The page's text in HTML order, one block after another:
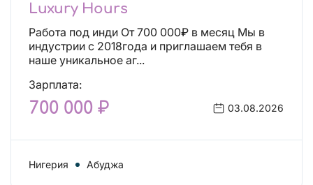
Luxury Hours
Работа под инди От 700 000₽ в месяц Мы в
индустрии с 2018года и приглашаем тебя в
наше уникальное аг...
Зарплата:
700 000 ₽ 03.08.2026
Нигерия Абуджа